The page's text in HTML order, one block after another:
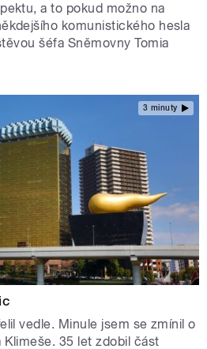
a to pokud možno na
komunistického hesla
šéfa Sněmovny Tomia
3 minuty
vedle. Minule jsem se zmínil o
35 let zdobil část